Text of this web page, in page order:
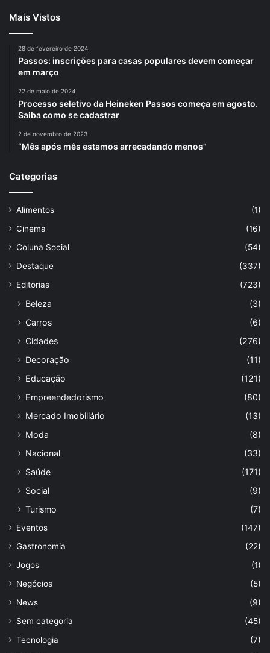
Mais Vistos
28 de fevereiro de 2024
Passos: inscrições para casas populares devem começar
em março
22 de maio de 2024
Processo seletivo da Heineken Passos começa em agosto.
Saiba como se cadastrar
2 de novembro de 2023
“Mês após mês estamos arrecadando menos”
Categorias
Alimentos
(1)
Cinema
(16)
Coluna Social
(54)
Destaque
(337)
Editorias
(723)
Beleza
(3)
Carros
(6)
Cidades
(276)
Decoração
(11)
Educação
(121)
Empreendedorismo
(80)
Mercado Imobiliário
(13)
Moda
(8)
Nacional
(33)
Saúde
(171)
Social
(9)
Turismo
(7)
Eventos
(147)
Gastronomia
(22)
Jogos
(1)
Negócios
(5)
News
(9)
Sem categoria
(45)
Tecnologia
(7)